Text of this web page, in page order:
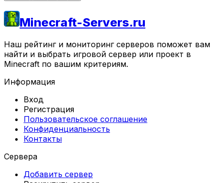
Minecraft-Servers.ru
Наш рейтинг и мониторинг серверов поможет вам
найти и выбрать игровой сервер или проект в
Minecraft по вашим критериям.
Информация
Вход
Регистрация
Пользовательское соглашение
Конфиденциальность
Контакты
Сервера
Добавить сервер